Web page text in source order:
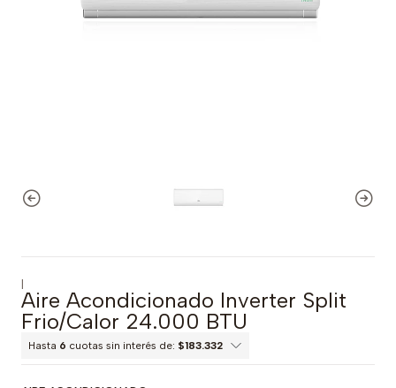
|
Aire Acondicionado Inverter Split
Frio/Calor 24.000 BTU
Hasta 6 cuotas sin interés de: $183.332